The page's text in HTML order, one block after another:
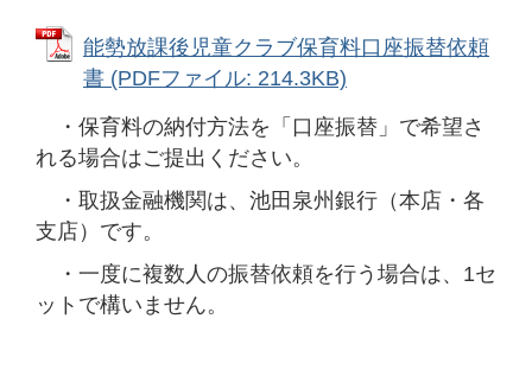
能勢放課後児童クラブ保育料口座振替依頼
書 (PDFファイル: 214.3KB)
・保育料の納付方法を「口座振替」で希望さ
れる場合はご提出ください。
・取扱金融機関は、池田泉州銀行（本店・各
支店）です。
・一度に複数人の振替依頼を行う場合は、1セ
ットで構いません。